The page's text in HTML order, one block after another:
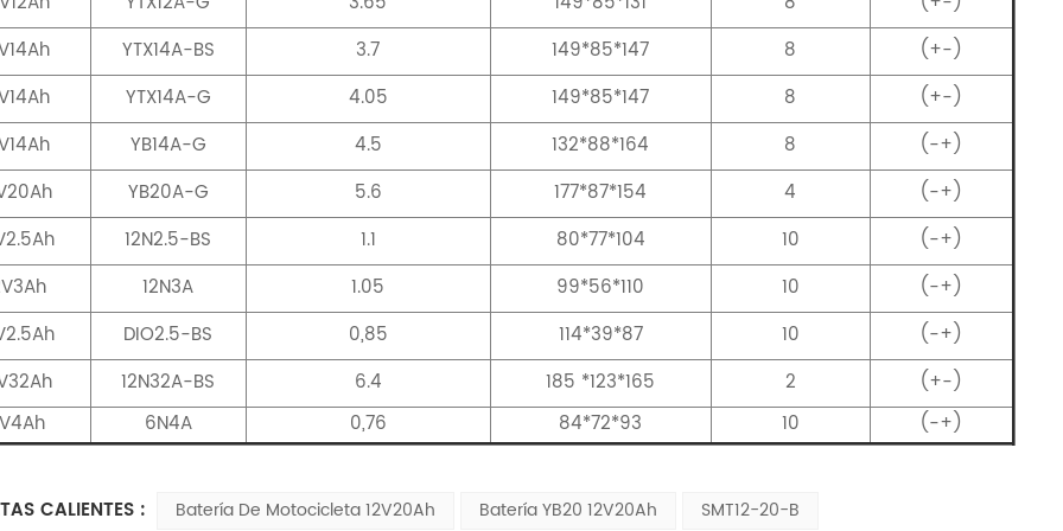
YTX14A-BS 3.7 149*85*147 8
(+-)
YTX14A-G 4.05 149*85*147 8
(+-)
YB14A-G 4.5 132*88*164 8
(-+)
YB20A-G 5.6 177*87*154 4
(-+)
12N2.5-BS 1.1 80*77*104 10
(-+)
12N3A 1.05 99*56*110 10
(-+)
DIO2.5-BS 0,85 114*39*87 10
(-+)
12N32A-BS 6.4 185 *123*165 2
(+-)
6N4A 0,76 84*72*93 10 (-+)
CALIENTES : Batería De Motocicleta 12V20Ah Batería YB20 12V20Ah SMT12-20-B